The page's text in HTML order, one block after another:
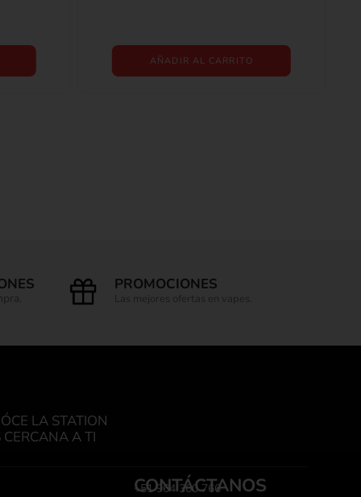
AÑADIR AL CARRITO
PROMOCIONES
Las mejores ofertas en vapes.
LA STATION
CERCANA A TI
CONTÁCTANOS
+51 964 360 766